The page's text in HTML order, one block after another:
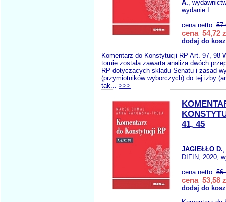
A.,
wydanie I
cena netto:
cena 54,72
dodaj do
Komentarz do Konstytucji RP Art. 97, 98
tomie została zawarta analiza dwóch
RP dotyczących składu Senatu i zasad
(przymiotników wyborczych) do tej izby
tak... >>>
41, 45
JAGIEŁŁO D.
DIFIN, 2020,
cena netto:
cena 53,58
dodaj do